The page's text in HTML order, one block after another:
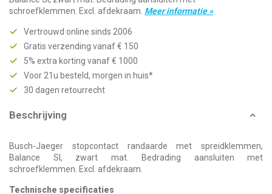
schroefklemmen. Excl. afdekraam. Meer informatie »
Vertrouwd online sinds 2006
Gratis verzending vanaf € 150
5% extra korting vanaf € 1000
Voor 21u besteld, morgen in huis*
30 dagen retourrecht
Beschrijving
Busch-Jaeger stopcontact randaarde met spreidklemmen,
Balance SI, zwart mat. Bedrading aansluiten met
schroefklemmen. Excl. afdekraam.
Technische specificaties